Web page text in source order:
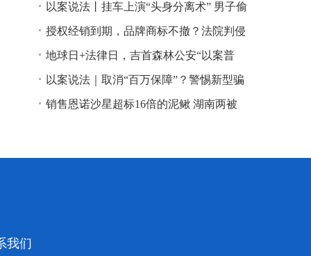
以案说法丨挂车上演“头身分离术” 男子偷
逃高速通行费获刑
授权经销到期，品牌商标不撤？法院判侵
权！
地球日+法律日，吉首森林公安“以案普
法”
以案说法｜取消“百万保障”？警惕新型骗
局！
销售恩诺沙星超标16倍的泥鳅 湖南两被
我们